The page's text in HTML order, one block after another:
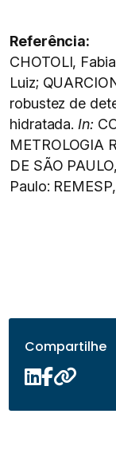
Referência:
CHOTOLI,
Luiz;
robustez de
hidratada. In:
METROLOGIA
DE SÃO
Paulo:
Compartilhe